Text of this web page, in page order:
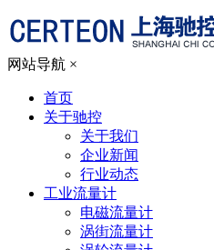
网站导航 ×
首页
关于驰控
关于我们
企业新闻
行业动态
工业流量计
电磁流量计
涡街流量计